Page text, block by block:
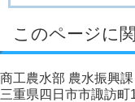
このページに
商工農水部 農水振興課
三重県四日市市諏訪町